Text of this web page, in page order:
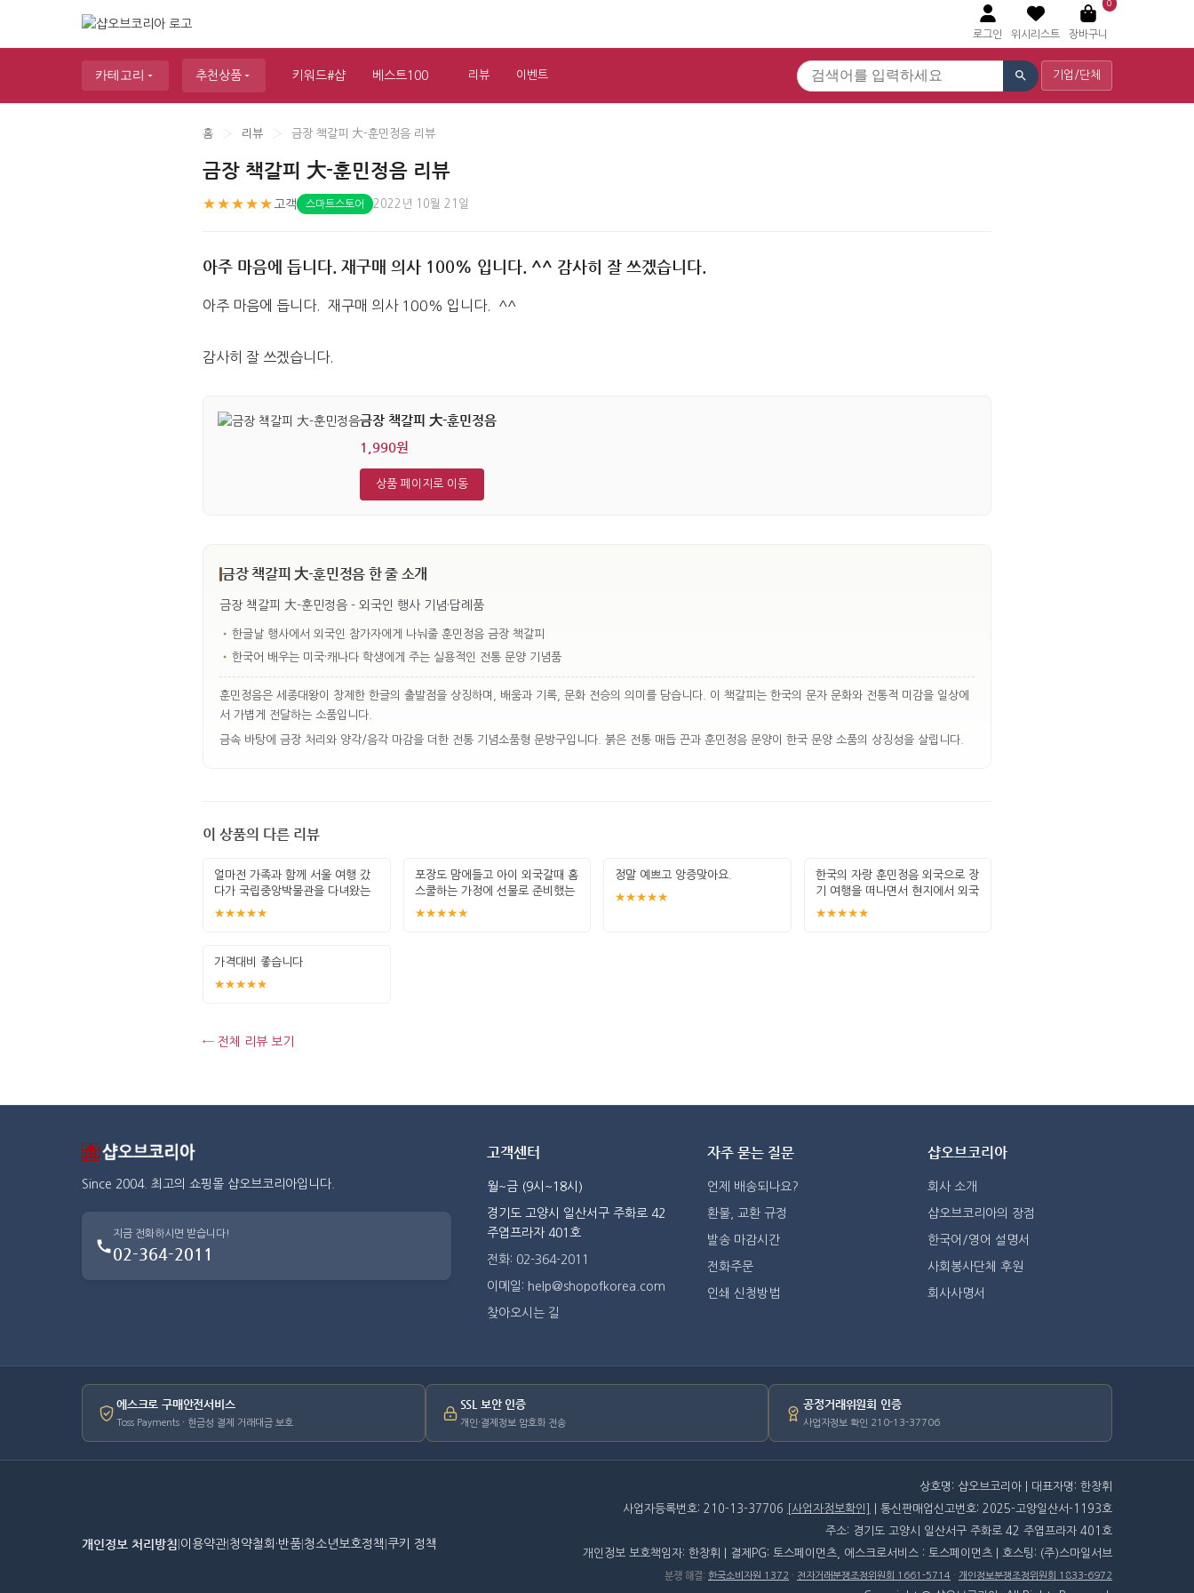
로그인 위시리스트
0
장바구니
카테고리 추천상품 키워드#샵 베스트100 리뷰 이벤트 기업/단체
홈 › 리뷰 › 금장 책갈피 大-훈민정음 리뷰
금장 책갈피 大-훈민정음 리뷰
★★★★★ 고객 스마트스토어 2022년 10월 21일
아주 마음에 듭니다. 재구매 의사 100% 입니다. ^^ 감사히 잘 쓰겠습니다.
아주 마음에 듭니다.  재구매 의사 100% 입니다.  ^^
감사히 잘 쓰겠습니다.
금장 책갈피 大-훈민정음
1,990원
상품 페이지로 이동
금장 책갈피 大-훈민정음 한 줄 소개
금장 책갈피 大-훈민정음 - 외국인 행사 기념·답례품
• 한글날 행사에서 외국인 참가자에게 나눠줄 훈민정음 금장 책갈피
• 한국어 배우는 미국·캐나다 학생에게 주는 실용적인 전통 문양 기념품
훈민정음은 세종대왕이 창제한 한글의 출발점을 상징하며, 배움과 기록, 문화 전승의 의미를 담습니다. 이 책갈피는 한국의 문자 문화와 전통적 미감을 일상에
서 가볍게 전달하는 소품입니다.
금속 바탕에 금장 처리와 양각/음각 마감을 더한 전통 기념소품형 문방구입니다. 붉은 전통 매듭 끈과 훈민정음 문양이 한국 문양 소품의 상징성을 살립니다.
이 상품의 다른 리뷰
얼마전 가족과 함께 서울 여행 갔
다가 국립중앙박물관을 다녀왔는
데요. 그곳
★★★★★
포장도 맘에들고 아이 외국갈때 홈
스쿨하는 가정에 선물로 준비했는
데 최고입
★★★★★
정말 예쁘고 앙증맞아요.
★★★★★
한국의 자랑 훈민정음 외국으로 장
기 여행을 떠나면서 현지에서 외국
인 친구
★★★★★
가격대비 좋습니다
★★★★★
← 전체 리뷰 보기
Since 2004. 최고의 쇼핑몰 샵오브코리아입니다.
지금 전화하시면 받습니다!
02-364-2011
고객센터
월~금 (9시~18시)
경기도 고양시 일산서구 주화로 42
주엽프라자 401호
전화: 02-364-2011
이메일: help@shopofkorea.com
찾아오시는 길
자주 묻는 질문
언제 배송되나요?
환불, 교환 규정
발송 마감시간
전화주문
인쇄 신청방법
샵오브코리아
회사 소개
샵오브코리아의 장점
한국어/영어 설명서
사회봉사단체 후원
회사사명서
에스크로 구매안전서비스
Toss Payments · 현금성 결제 거래대금 보호
SSL 보안 인증
개인·결제정보 암호화 전송
공정거래위원회 인증
사업자정보 확인 210-13-37706
개인정보 처리방침 이용약관 청약철회·반품 청소년보호정책 쿠키 정책
상호명: 샵오브코리아 | 대표자명: 한창휘
사업자등록번호: 210-13-37706
[사업자정보확인]
| 통신판매업신고번호: 2025-고양일산서-1193호
주소: 경기도 고양시 일산서구 주화로 42 주엽프라자 401호
개인정보 보호책임자: 한창휘 | 결제PG: 토스페이먼츠, 에스크로서비스 : 토스페이먼츠 | 호스팅: (주)스마일서브
분쟁 해결: 한국소비자원 1372 · 전자거래분쟁조정위원회 1661-5714 · 개인정보분쟁조정위원회 1833-6972